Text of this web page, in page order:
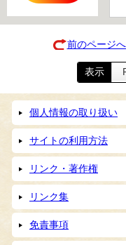
前のページ
表示
個人情報の取り扱い
サイトの利用方法
リンク・著作権
リンク集
免責事項